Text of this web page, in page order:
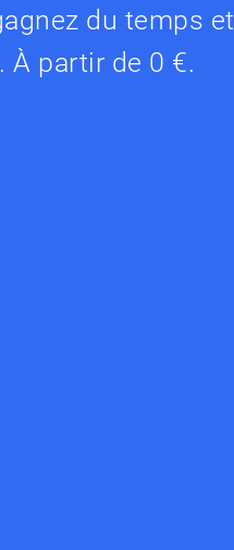
du temps et
À partir de 0 €.